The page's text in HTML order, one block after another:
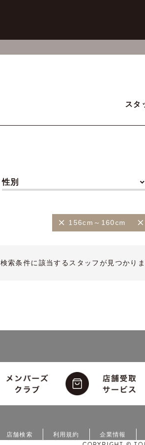
スタ
性別
156cm～160cm
検索条件に該当するスタッフが見つかり
店舗検索 利用規約 企業情報